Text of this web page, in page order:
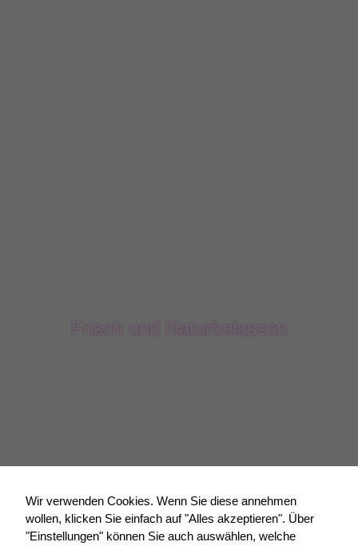
Frisch und Naturbelassen
Wir verwenden Cookies. Wenn Sie diese annehmen
wollen, klicken Sie einfach auf "Alles akzeptieren". Über
"Einstellungen" können Sie auch auswählen, welche